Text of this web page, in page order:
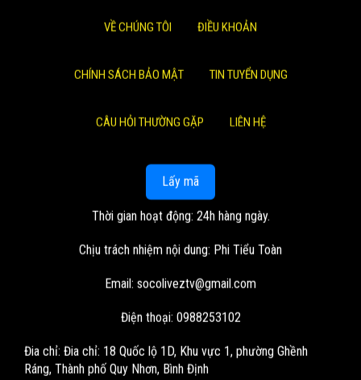
VỀ CHÚNG TÔI ĐIỀU KHOẢN
CHÍNH SÁCH BẢO MẬT TIN TUYỂN DỤNG
CÂU HỎI THƯỜNG GẶP LIÊN HỆ
Lấy mã
Thời gian hoạt động: 24h hàng ngày.
Chịu trách nhiệm nội dung: Phi Tiểu Toàn
Email: socoliveztv@gmail.com
Điện thoại: 0988253102
Đia chỉ: Đia chỉ: 18 Quốc lộ 1D, Khu vực 1, phường Ghềnh
Ráng, Thành phố Quy Nhơn, Bình Định